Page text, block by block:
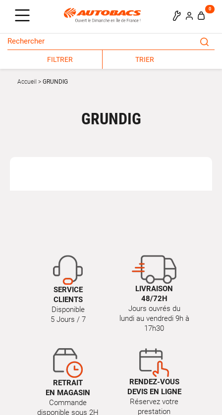
0
FILTRER TRIER
Accueil GRUNDIG
GRUNDIG
SERVICE
CLIENTS
Disponible
5 Jours / 7
LIVRAISON
48/72H
Jours ouvrés du
lundi au vendredi 9h à
17h30
RETRAIT
EN MAGASIN
Commande
disponible sous 2H
RENDEZ-VOUS
DEVIS EN LIGNE
Réservez votre
prestation